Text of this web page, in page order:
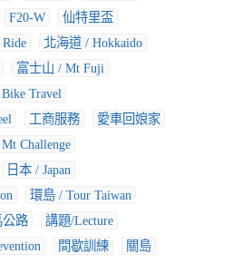
F20-W
仙特里盃
北海道 / Hokkaido
富士山 / Mt Fuji
Travel
工商服務
愛車回娘家
Challenge
日本 / Japan
環島 / Tour Taiwan
公路
講題/Lecture
間歇訓練 關島